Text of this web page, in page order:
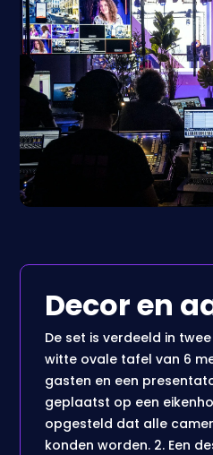
Decor en
De set is verdeeld in
witte ovale tafel van 6
gasten en een
geplaatst op een
opgesteld dat alle
konden worden. 2. Een